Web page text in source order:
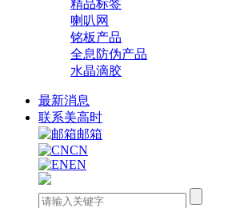
精品标签
喇叭网
铭板产品
全息防伪产品
水晶滴胶
最新消息
联系美高时
邮箱
CN
EN